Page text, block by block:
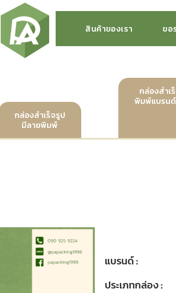
สินค้าของเรา ขอ
กล่องสำเร็จรูป
มีลายพิมพ์
กล่องสำเ
พิมพ์แบรน
แบรนด์ :
ประเภทกล่อง :